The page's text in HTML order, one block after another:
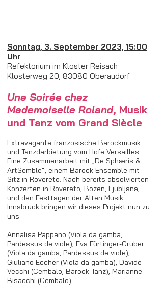
Sonntag, 3. September 2023, 15:00
Uhr
Refektorium im Kloster Reisach
Klosterweg 20, 83080 Oberaudorf
Une Soirée chez
Mademoiselle Roland, Musik
und Tanz vom Grand Siècle
Extravagante französische Barockmusik
und Tanzdarbietung vom Hofe Versailles.
Eine Zusammenarbeit mit „De Sphæris &
ArtSemble“, einem Barock Ensemble mit
Sitz in Rovereto. Nach bereits absolvierten
Konzerten in Rovereto, Bozen, Ljubljana,
und den Festtagen der Alten Musik
Innsbruck bringen wir dieses Projekt nun zu
uns.
Annalisa Pappano (Viola da gamba,
Pardessus de viole), Eva Fürtinger-Gruber
(Viola da gamba, Pardessus de viole),
Giuliano Eccher (Viola da gamba), Davide
Vecchi (Cembalo, Barock Tanz), Marianne
Bisacchi (Cembalo)